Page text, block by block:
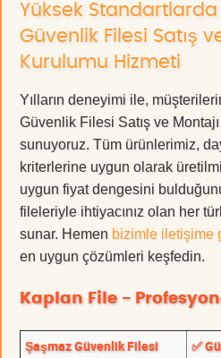
Yüksek
Güvenlik Filesi Satış
Kurulumu Hizmeti
Yılların deneyimi ile,
Güvenlik Filesi Satış ve
sunuyoruz. Tüm ürünlerimiz,
kriterlerine uygun olarak
uygun fiyat dengesini
fileleriyle ihtiyacınız olan her
sunar. Hemen bizimle iletişime
en uygun çözümleri keşfedin.
Kaplan File -
Şaşmaz Güvenlik Filesi
✅